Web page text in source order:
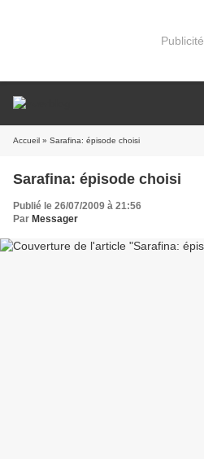
Publicité
Accueil » Sarafina: épisode choisi
Sarafina: épisode choisi
Publié le 26/07/2009 à 21:56
Par Messager